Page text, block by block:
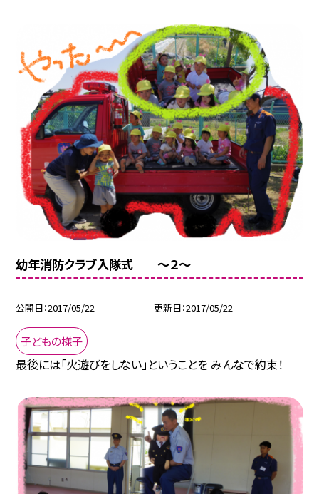
幼年消防クラブ入隊式 〜２〜
公開日 2017/05/22 更新日 2017/05/22
子どもの様子
最後には「火遊びをしない」ということを みんなで約束！